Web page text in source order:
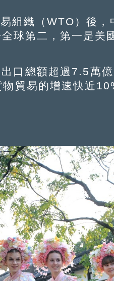
織（WTO）後，中
球第二，第一是美
總額超過7.5萬億
貿易的增速快近